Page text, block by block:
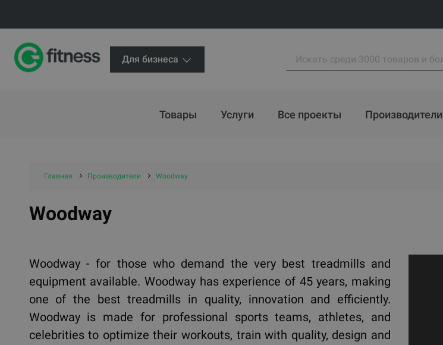
Для бизнеса
Товары Услуги Все проекты Производители
Главная Производители Woodway
Woodway
Woodway - for those who demand the very best treadmills and
equipment available. Woodway has experience of 45 years, making
one of the best treadmills in quality, innovation and efficiently.
Woodway is made for professional sports teams, athletes, and
celebrities to optimize their workouts, train with quality, design and